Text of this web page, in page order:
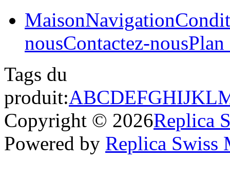
MaisonNavigation
nousContactez-nousPlan
Tags du
produit:ABCDEFGHIJKL
Copyright © 2026Replica
Powered by Replica Swiss